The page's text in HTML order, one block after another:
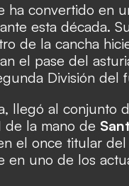
ha convertido en
esta década.
de la cancha
el pase del
División del
llegó al conjunto
de la mano de
el once titular
en uno de los